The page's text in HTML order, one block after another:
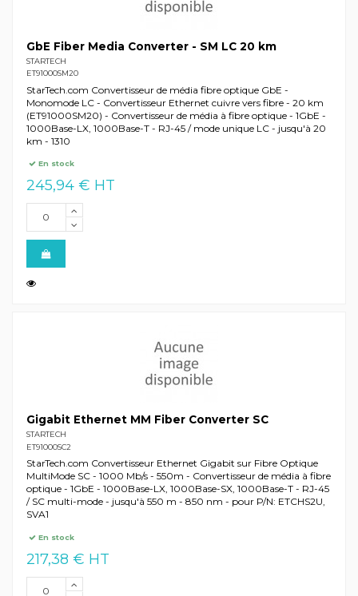
GbE Fiber Media Converter - SM LC 20 km
STARTECH
ET91000SM20
StarTech.com Convertisseur de média fibre optique GbE -
Monomode LC - Convertisseur Ethernet cuivre vers fibre - 20 km
(ET91000SM20) - Convertisseur de média à fibre optique - 1GbE -
1000Base-LX, 1000Base-T - RJ-45 / mode unique LC - jusqu'à 20
km - 1310
En stock
245,94 € HT
Gigabit Ethernet MM Fiber Converter SC
STARTECH
ET91000SC2
StarTech.com Convertisseur Ethernet Gigabit sur Fibre Optique
MultiMode SC - 1000 Mb/s - 550m - Convertisseur de média à fibre
optique - 1GbE - 1000Base-LX, 1000Base-SX, 1000Base-T - RJ-45
/ SC multi-mode - jusqu'à 550 m - 850 nm - pour P/N: ETCHS2U,
SVA1
En stock
217,38 € HT